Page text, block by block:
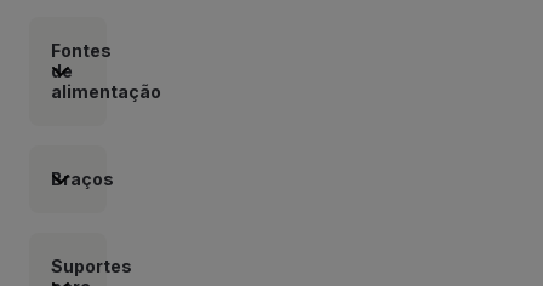
Fontes
de
alimentação
Braços
Suportes